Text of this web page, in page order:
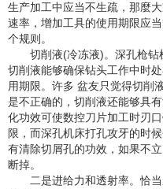
生产加工中应当不生疏，那麼
速率，增加工具的使用期限应
个规则。
切削液(冷冻液)。深孔枪
切削液能够确保钻头工作中时
用期限。许多 盆友只觉得切削
是不正确的，切削液还能够具
化功效可使数控刀片加工时刃
限，而深孔机床打孔攻牙的时
有清除切屑孔的功效，如果不
断掉。
二是进给力和透射率。恰